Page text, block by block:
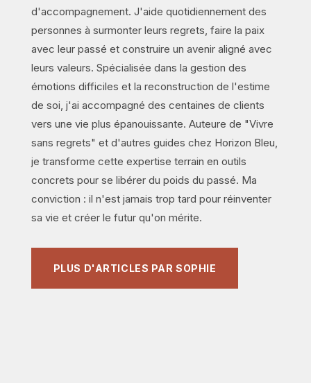
d'accompagnement. J'aide quotidiennement des
personnes à surmonter leurs regrets, faire la paix
avec leur passé et construire un avenir aligné avec
leurs valeurs. Spécialisée dans la gestion des
émotions difficiles et la reconstruction de l'estime
de soi, j'ai accompagné des centaines de clients
vers une vie plus épanouissante. Auteure de "Vivre
sans regrets" et d'autres guides chez Horizon Bleu,
je transforme cette expertise terrain en outils
concrets pour se libérer du poids du passé. Ma
conviction : il n'est jamais trop tard pour réinventer
sa vie et créer le futur qu'on mérite.
PLUS D'ARTICLES PAR SOPHIE